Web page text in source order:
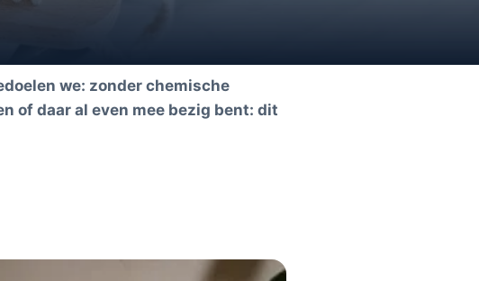
we: zonder chemische
of daar al even mee bezig bent: dit